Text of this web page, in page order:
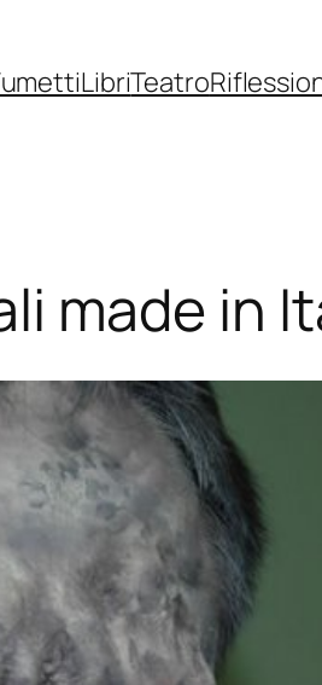
LibriTeatro
made in